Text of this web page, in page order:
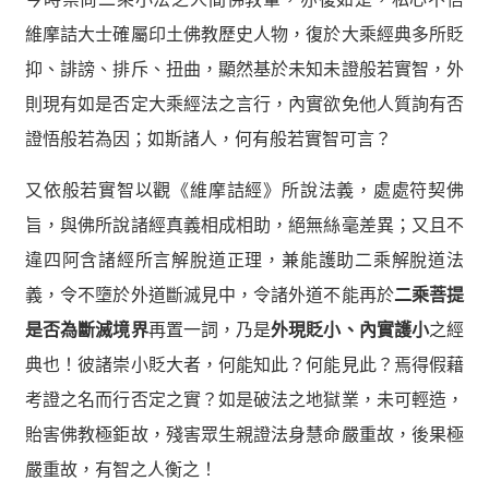
維摩詰大士確屬印土佛教歷史人物，復於大乘經典多所貶
抑、誹謗、排斥、扭曲，顯然基於未知未證般若實智，外
則現有如是否定大乘經法之言行，內實欲免他人質詢有否
證悟般若為因；如斯諸人，何有般若實智可言？
又依般若實智以觀《維摩詰經》所說法義，處處符契佛
旨，與佛所說諸經真義相成相助，絕無絲毫差異；又且不
違四阿含諸經所言解脫道正理，兼能護助二乘解脫道法
義，令不墮於外道斷滅見中，令諸外道不能再於二乘菩提
是否為斷滅境界再置一詞，乃是外現貶小、內實護小之經
典也！彼諸崇小貶大者，何能知此？何能見此？焉得假藉
考證之名而行否定之實？如是破法之地獄業，未可輕造，
貽害佛教極鉅故，殘害眾生親證法身慧命嚴重故，後果極
嚴重故，有智之人衡之！